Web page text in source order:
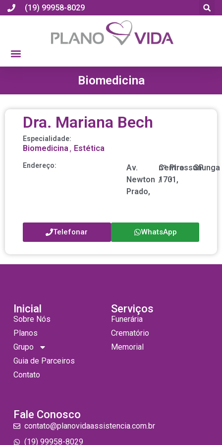
(19) 99958-8029
Biomedicina
Dra. Mariana Bech
Especialidade:
Biomedicina, Estética
Endereço:
Av.
Newton
Prado,
nº
1701,
Centro
/
Pirassununga
•
SP
Telefonar WhatsApp
Inicial
Sobre Nós
Planos
Grupo
Guia de Parceiros
Contato
Serviços
Funerária
Crematório
Memorial
Fale Conosco
contato@planovidaassistencia.com.br
(19) 99958-8029